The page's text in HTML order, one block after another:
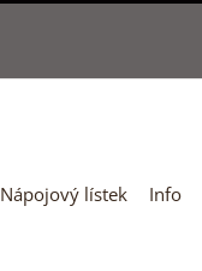
Nápojový lístek Info